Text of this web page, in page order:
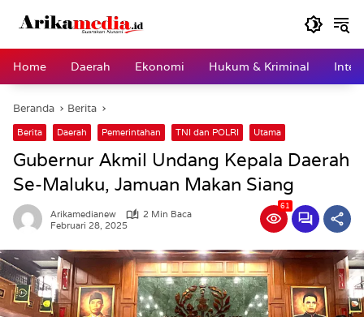
Home
Daerah Ekonomi Hukum & Kriminal
Beranda Berita
Berita Daerah Pemerintahan TNI dan POLRI Utama
Gubernur Akmil Undang Kepala Daerah
Se-Maluku, Jamuan Makan Siang
Arikamedianew
2 Min Baca
Februari 28, 2025
61